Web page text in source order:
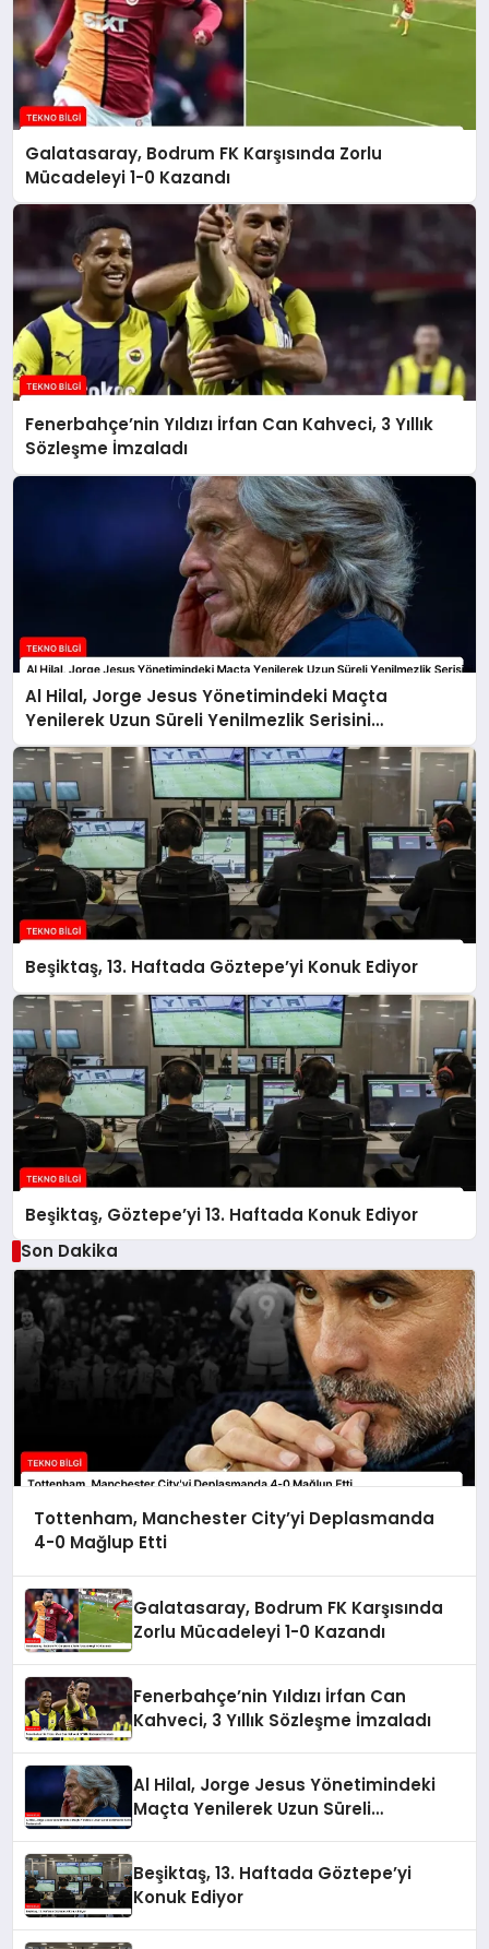
Galatasaray, Bodrum FK Karşısında Zorlu
Mücadeleyi 1-0 Kazandı
Fenerbahçe’nin Yıldızı İrfan Can Kahveci, 3 Yıllık
Sözleşme İmzaladı
Al Hilal, Jorge Jesus Yönetimindeki Maçta
Yenilerek Uzun Süreli Yenilmezlik Serisini
Sonlandırdı
Beşiktaş, 13. Haftada Göztepe’yi Konuk Ediyor
Beşiktaş, Göztepe’yi 13. Haftada Konuk Ediyor
Son Dakika
Tottenham, Manchester City’yi Deplasmanda
4-0 Mağlup Etti
Galatasaray, Bodrum FK Karşısında
Zorlu Mücadeleyi 1-0 Kazandı
Fenerbahçe’nin Yıldızı İrfan Can
Kahveci, 3 Yıllık Sözleşme İmzaladı
Al Hilal, Jorge Jesus Yönetimindeki
Maçta Yenilerek Uzun Süreli
Beşiktaş, 13. Haftada Göztepe’yi
Konuk Ediyor